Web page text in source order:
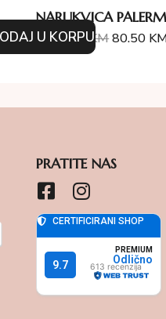
NARUKVICA
115.00KM80.50
U KORPU
PRATITE NAS